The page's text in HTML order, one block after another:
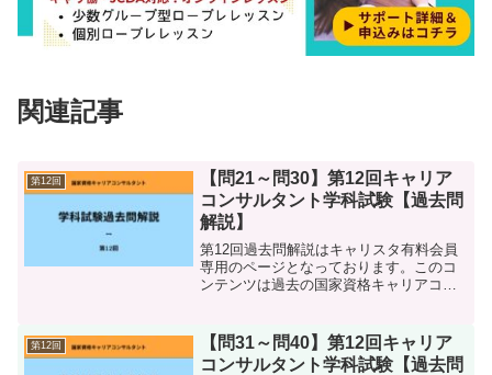
関連記事
第12回
【問21～問30】第12回キャリア
コンサルタント学科試験【過去問
解説】
第12回過去問解説はキャリスタ有料会員
専用のページとなっております。このコ
ンテンツは過去の国家資格キャリアコン
コンスタディ内の学習ページ 語呂合わせ
などをまとめ...
第12回
【問31～問40】第12回キャリア
コンサルタント学科試験【過去問